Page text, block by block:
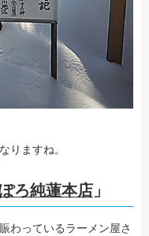
りますね。
ろ純蓮本店 」
わっているラーメン屋さ